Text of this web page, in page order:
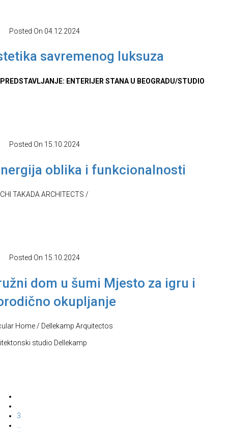
Posted On 04.12.2024
savremenog luksuza
ENTERIJER STANA U BEOGRADU/STUDIO
Posted On 15.10.2024
oblika i funkcionalnosti
TAKADA ARCHITECTS /
Posted On 15.10.2024
dom u šumi Mjesto za igru i
okupljanje
Home / Dellekamp Arquitectos
studio Dellekamp
3
...